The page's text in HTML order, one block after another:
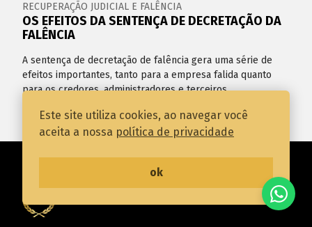
RECUPERAÇÃO JUDICIAL E FALÊNCIA
OS EFEITOS DA SENTENÇA DE DECRETAÇÃO DA
FALÊNCIA
A sentença de decretação de falência gera uma série de
efeitos importantes, tanto para a empresa falida quanto
para os credores, administradores e terceiros
Este site utiliza cookies, ao navegar você
aceita a nossa política de privacidade
ok